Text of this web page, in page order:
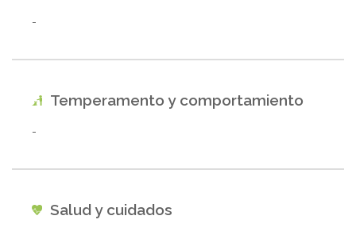
-
Temperamento y comportamiento
-
Salud y cuidados